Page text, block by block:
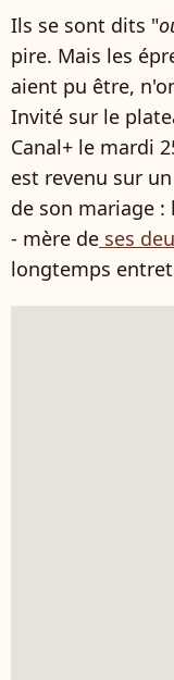
Ils se sont dits "
pire. Mais les
aient pu être,
Invité sur le
Canal+ le mardi
est revenu sur
de son mariage
- mère de ses
longtemps